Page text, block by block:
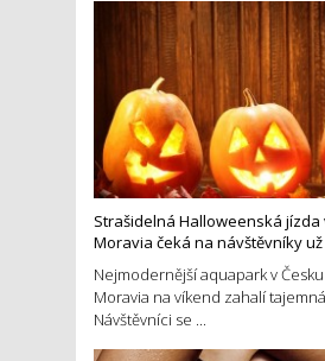
Strašidelná Halloweenská jízda
Moravia čeká na návštěvníky
Nejmodernější aquapark v
Moravia na víkend zahalí
Návštěvníci se ...